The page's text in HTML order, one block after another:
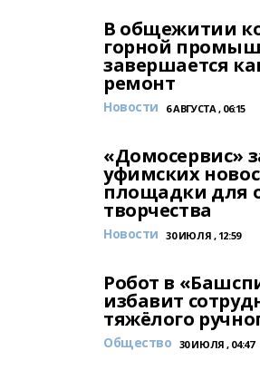
В общежитии
горной
завершается
ремонт
Новости 6 АВГУСТА , 06:15
«Домосервис»
уфимских
площадки для
творчества
Новости 30 ИЮЛЯ , 12:59
Робот в
избавит
тяжёлого
Общество 30 ИЮЛЯ , 04:47